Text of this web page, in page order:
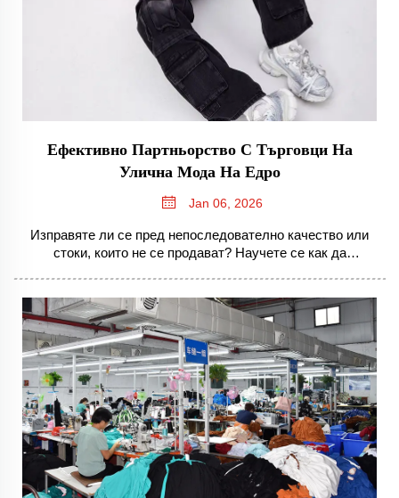
Ефективно Партньорство С Търговци На
Улична Мода На Едро
Jan 06, 2026
Изправяте ли се пред непоследователно качество или
стоки, които не се продават? Научете се как да
отношение на минималното количество за поръчка
(MOQ) и съвместно иновиране. Създайте стратегически
съюзи — изтеглете чеклиста.